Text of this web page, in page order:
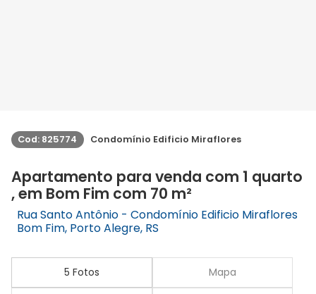
Cod: 825774 Condomínio Edificio Miraflores
Apartamento para venda com 1 quarto
, em Bom Fim com 70 m²
Rua Santo Antônio - Condomínio Edificio Miraflores
Bom Fim, Porto Alegre, RS
5 Fotos Mapa